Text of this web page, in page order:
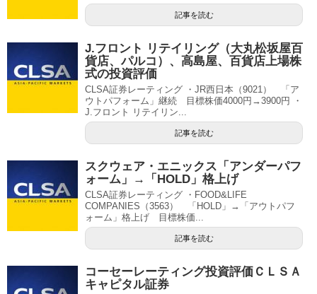
記事を読む
J.フロント リテイリング（大丸松坂屋百
貨店、パルコ）、高島屋、百貨店上場株
式の投資評価
CLSA証券レーティング ・JR西日本（9021） 「ア
ウトパフォーム」継続 目標株価4000円→3900円 ・
J.フロント リテイリン...
記事を読む
スクウェア・エニックス「アンダーパフ
ォーム」→「HOLD」格上げ
CLSA証券レーティング ・FOOD&LIFE
COMPANIES（3563） 「HOLD」→「アウトパフ
ォーム」格上げ 目標株価...
記事を読む
コーセーレーティング投資評価ＣＬＳＡ
キャピタル証券